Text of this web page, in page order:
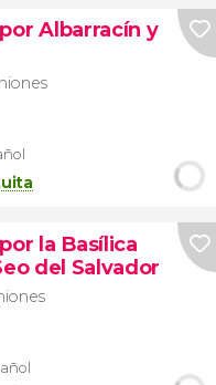
Albarracín y
la Basílica
del Salvador